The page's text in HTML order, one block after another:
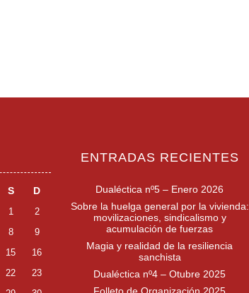
S D
1
2
8
9
15
16
22
23
ENTRADAS RECIENTES
Dualéctica nº5 – Enero 2026
Sobre la huelga general por la vivienda:
movilizaciones, sindicalismo y
acumulación de fuerzas
Magia y realidad de la resiliencia
sanchista
Dualéctica nº4 – Otubre 2025
Folleto de Organización 2025